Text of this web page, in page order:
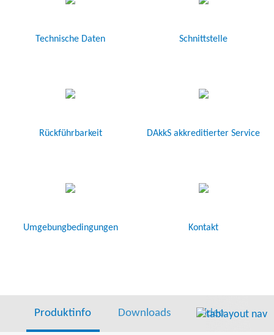
Technische Daten Schnittstelle
Rückführbarkeit DAkkS akkreditierter Service
Umgebungbedingungen Kontakt
Produktinfo Downloads Video